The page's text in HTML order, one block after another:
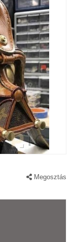
Megosztás